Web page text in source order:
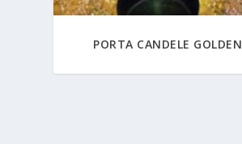
PORTA CANDELE GOLDEN